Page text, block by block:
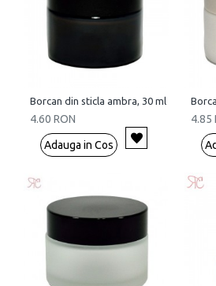
Borcan din sticla ambra, 30 ml
4.60 RON
Adauga in Cos
4.85